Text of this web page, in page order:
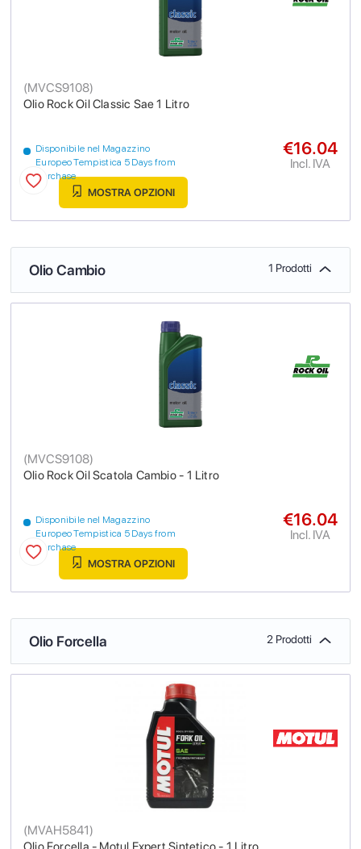
Olio Rock Oil Classic Sae 1 Litro
(MVCS9108)
Disponibile nel Magazzino
Europeo Tempistica 5 Days from
purchase
€16.04
Incl. IVA
MOSTRA OPZIONI
Olio Cambio 1 Prodotti
Olio Rock Oil Scatola Cambio - 1 Litro
(MVCS9108)
Disponibile nel Magazzino
Europeo Tempistica 5 Days from
purchase
€16.04
Incl. IVA
MOSTRA OPZIONI
Olio Forcella 2 Prodotti
(MVAH5841)